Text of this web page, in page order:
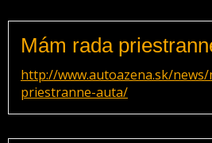
Mám rada
http://www.autoazena.sk/
priestranne-auta/